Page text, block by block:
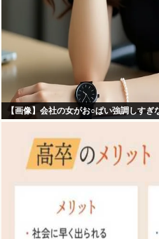
【画像】会社の女がお○ぱい強調しすぎ